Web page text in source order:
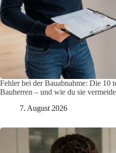
Fehler bei der Bauabnahme: Die 10
Bauherren – und wie du sie
7. August 2026